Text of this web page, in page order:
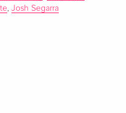
, Josh Segarra